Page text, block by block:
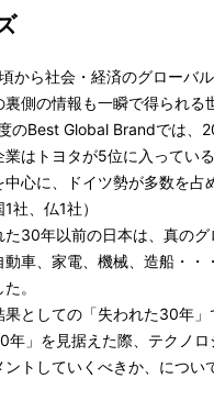
から社会・経済のグローバ
裏側の情報も一瞬で得られる
のBest Global Brandでは、
業はトヨタが5位に入っている
心に、ドイツ勢が多数を占
社、仏1社）
た30年以前の日本は、真のグ
動車、家電、機械、造船・・
。
としての「失われた30年」
年」を見据えた際、テクノ
ントしていくべきか、につい